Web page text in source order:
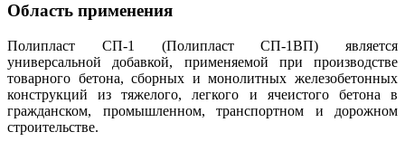
Область применения
Полипласт СП-1 (Полипласт СП-1ВП) является
универсальной добавкой, применяемой при производстве
товарного бетона, сборных и монолитных железобетонных
конструкций из тяжелого, легкого и ячеистого бетона в
гражданском, промышленном, транспортном и дорожном
строительстве.